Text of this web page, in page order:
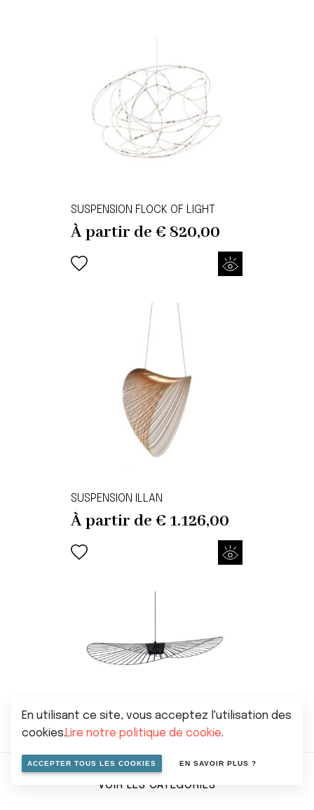
SUSPENSION FLOCK OF LIGHT
À partir de€ 820,00
SUSPENSION ILLAN
À partir de€ 1.126,00
SUSPENSION VERTIGO
À partir de€
VOIR LES CATÉGORIES
En utilisant ce site, vous acceptez l'utilisation des
cookies.Lire notre politique de cookie.
ACCEPTER TOUS LES COOKIES EN SAVOIR PLUS ?